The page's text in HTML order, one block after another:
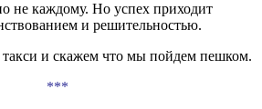
не каждому. Но успех приходит
и решительностью.
и скажем что мы пойдем пешком.
***